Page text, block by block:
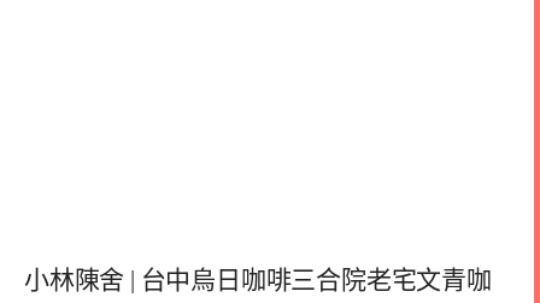
小林陳舍 | 台中烏日咖啡三合院老宅文青咖